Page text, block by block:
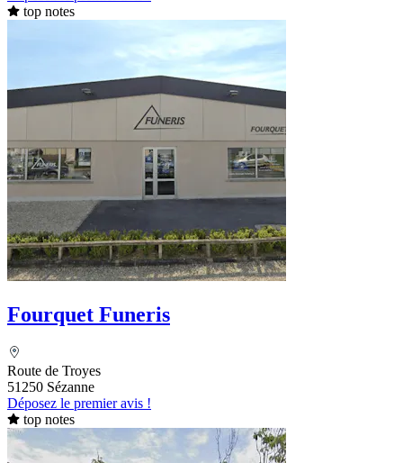
top notes
Fourquet Funeris
Route de Troyes
51250 Sézanne
Déposez le premier avis !
top notes